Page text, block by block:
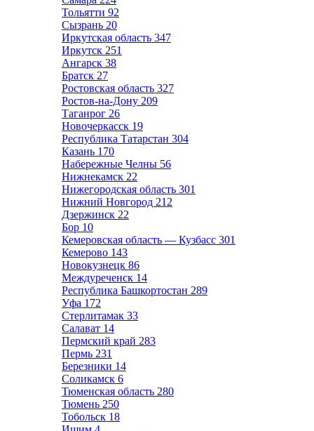
Тольятти 92
Сызрань 20
Иркутская область 347
Иркутск 251
Ангарск 38
Братск 27
Ростовская область 327
Ростов-на-Дону 209
Таганрог 26
Новочеркасск 19
Республика Татарстан 304
Казань 170
Набережные Челны 56
Нижнекамск 22
Нижегородская область 301
Нижний Новгород 212
Дзержинск 22
Бор 10
Кемеровская область — Кузбасс 301
Кемерово 143
Новокузнецк 86
Междуреченск 14
Республика Башкортостан 289
Уфа 172
Стерлитамак 33
Салават 14
Пермский край 283
Пермь 231
Березники 14
Соликамск 6
Тюменская область 280
Тюмень 250
Тобольск 18